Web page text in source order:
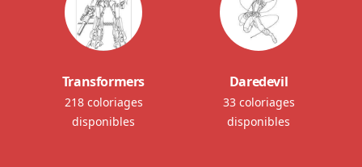
Transformers
218 coloriages
disponibles
Daredevil
33 coloriages
disponibles